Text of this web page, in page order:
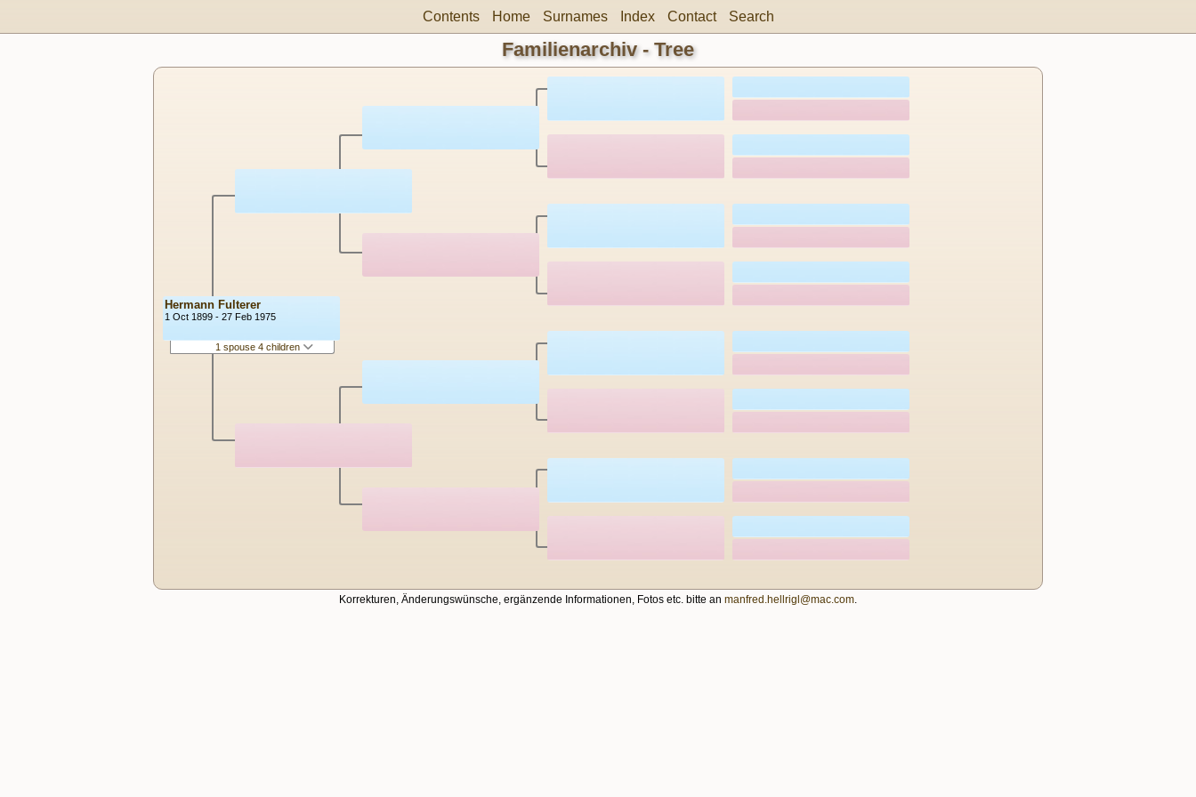
Contents Home Surnames Index Contact Search
Familienarchiv - Tree
Hermann Fulterer
1 Oct 1899 - 27 Feb 1975
1 spouse 4 children
Korrekturen, Änderungswünsche, ergänzende Informationen, Fotos etc. bitte an manfred.hellrigl@mac.com